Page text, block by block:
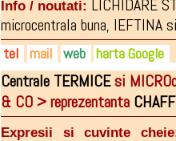
Info / noutati: LICHIDARE
microcentrala buna, IEFTINA
tel
0362-418.948
0723-157.441
0722-874.958
mail
onitmonica@yahoo.com
onitalin@yahoo.com
web
onit.ro
facebook.com/pages/Sc-
harta Google
Centrale TERMICEsi
& CO > reprezentanta
Expresii si cuvinte